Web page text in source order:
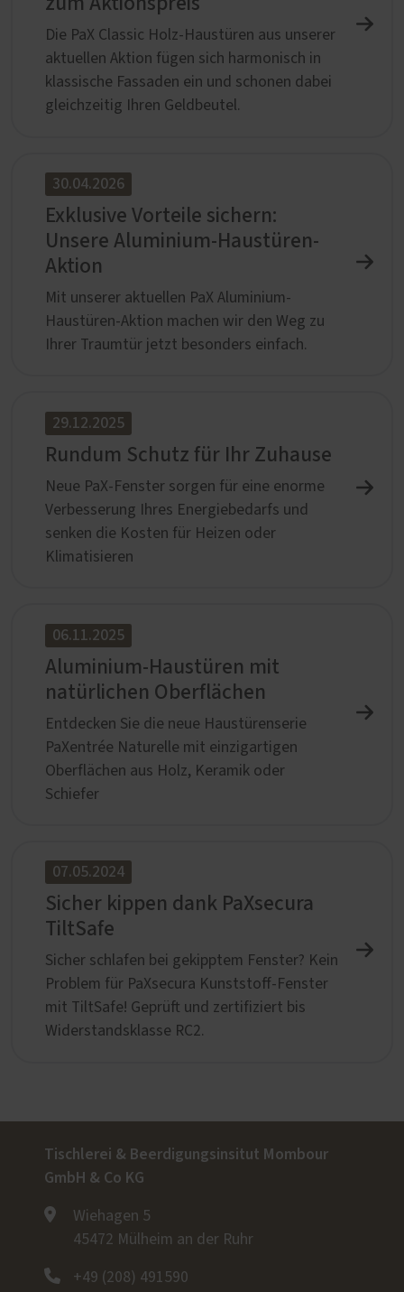
Die PaX Classic Holz-Haustüren aus unserer
aktuellen Aktion fügen sich harmonisch in
klassische Fassaden ein und schonen dabei
gleichzeitig Ihren Geldbeutel.
30.04.2026
Exklusive Vorteile sichern:
Unsere Aluminium-Haustüren-
Aktion
Mit unserer aktuellen PaX Aluminium-
Haustüren-Aktion machen wir den Weg zu
Ihrer Traumtür jetzt besonders einfach.
29.12.2025
Rundum Schutz für Ihr Zuhause
Neue PaX-Fenster sorgen für eine enorme
Verbesserung Ihres Energiebedarfs und
senken die Kosten für Heizen oder
Klimatisieren
06.11.2025
Aluminium-Haustüren mit
natürlichen Oberflächen
Entdecken Sie die neue Haustürenserie
PaXentrée Naturelle mit einzigartigen
Oberflächen aus Holz, Keramik oder
Schiefer
07.05.2024
Sicher kippen dank PaXsecura
TiltSafe
Sicher schlafen bei gekipptem Fenster? Kein
Problem für PaXsecura Kunststoff-Fenster
mit TiltSafe! Geprüft und zertifiziert bis
Widerstandsklasse RC2.
Tischlerei & Beerdigungsinsitut Mombour
GmbH & Co KG
Wiehagen 5
45472 Mülheim an der Ruhr
+49 (208) 491590